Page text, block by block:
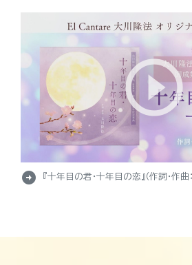
arrow_circle_right 『十年目の君・十年目の恋』（作詞・作曲